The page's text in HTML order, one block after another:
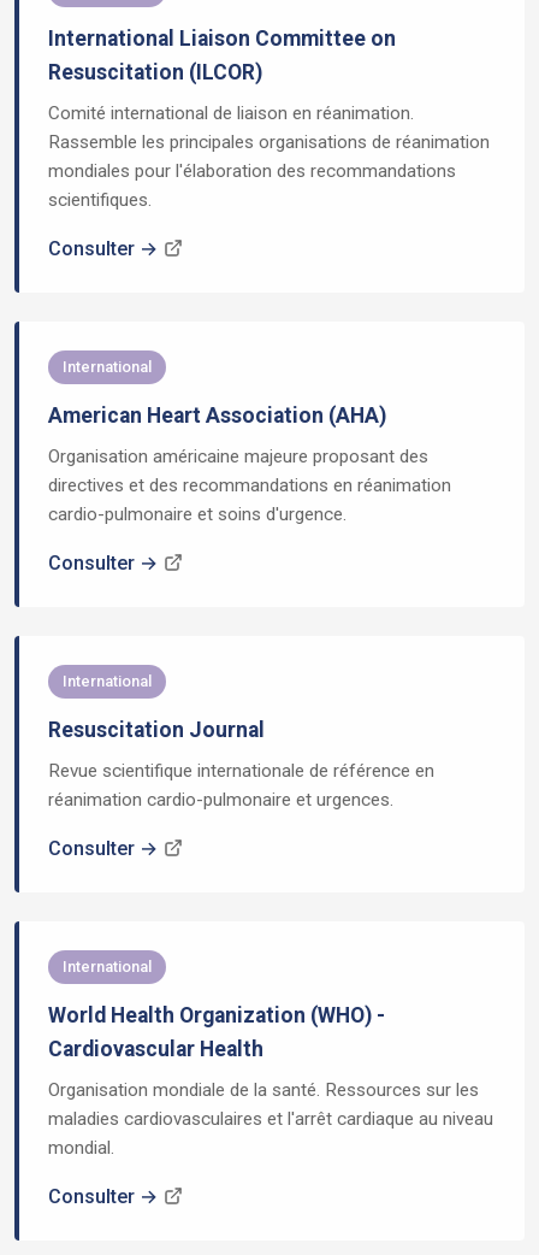
International Liaison Committee on
Resuscitation (ILCOR)
Comité international de liaison en réanimation.
Rassemble les principales organisations de réanimation
mondiales pour l'élaboration des recommandations
scientifiques.
Consulter →
International
American Heart Association (AHA)
Organisation américaine majeure proposant des
directives et des recommandations en réanimation
cardio-pulmonaire et soins d'urgence.
Consulter →
International
Resuscitation Journal
Revue scientifique internationale de référence en
réanimation cardio-pulmonaire et urgences.
Consulter →
International
World Health Organization (WHO) -
Cardiovascular Health
Organisation mondiale de la santé. Ressources sur les
maladies cardiovasculaires et l'arrêt cardiaque au niveau
mondial.
Consulter →